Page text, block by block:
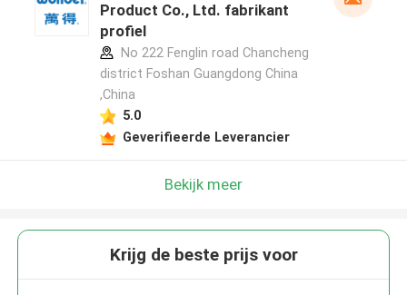
Product Co., Ltd. fabrikant
profiel
No 222 Fenglin road Chancheng
district Foshan Guangdong China
,China
5.0
Geverifieerde Leverancier
Bekijk meer
Krijg de beste prijs voor